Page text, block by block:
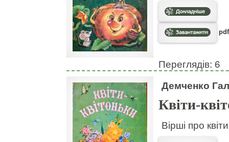
Переглядів: 6
Демченко
Квіти-
Вірші про